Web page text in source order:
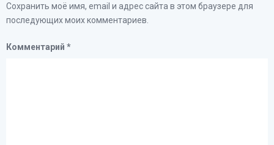
Сохранить моё имя, email и адрес сайта в этом браузере для
последующих моих комментариев.
Комментарий *